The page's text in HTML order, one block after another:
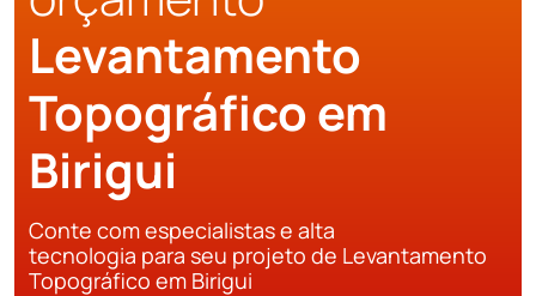
Levantamento
Topográfico em
Birigui
Conte com especialistas e alta
tecnologia para seu projeto de Levantamento
Topográfico em Birigui